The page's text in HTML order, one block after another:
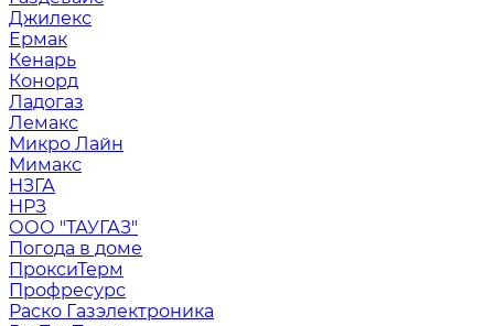
Джилекс
Ермак
Кенарь
Конорд
Ладогаз
Лемакс
Микро Лайн
Мимакс
НЗГА
НРЗ
ООО "ТАУГАЗ"
Погода в доме
ПроксиТерм
Профресурс
Раско Газэлектроника